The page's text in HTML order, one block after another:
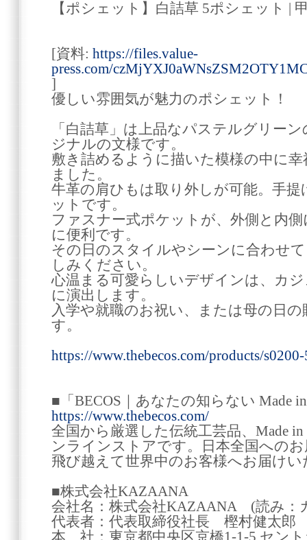
【ポシェット】白詰草 5ポシェット |
[資料: https://files.value-
press.com/
]
優しい雰囲気が魅力のポシェット！
「白詰草」は上品なパステルグリー
ジナルの文様です。
敷き詰めるように描いた模様の中に
ました。
牛革の肩ひもは取り外しが可能。手
ットです。
ファスナー式ポケットが、外側と内
に便利です。
その日のスタイルやシーンに合わせ
しみください。
心温まる可愛らしいデザインは、カ
に演出します。
入学や就職のお祝い、または母の日
す。
https://www.thebecos.com/products/
■「BECOS｜あなたの知らない Made
https://www.thebecos.com/
全国から厳選した伝統工芸品、Made
ンラインストアです。日本全国への
飛び越えて世界中のお客様へお届け
■株式会社KAZAANA
会社名：株式会社KAZAANA (読み：
代表者：代表取締役社長 樫村健太郎
本 社：東京都中央区京橋1-1-5 セン